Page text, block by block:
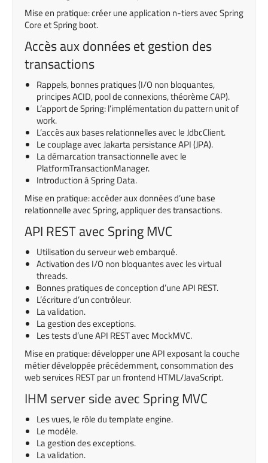
Mise en pratique: créer une application n-tiers avec Spring
Core et Spring boot.
Accès aux données et gestion des
transactions
Rappels, bonnes pratiques (I/O non bloquantes,
principes ACID, pool de connexions, théorème CAP).
L’apport de Spring: l’implémentation du pattern unit of
work.
L’accès aux bases relationnelles avec le JdbcClient.
Le couplage avec Jakarta persistance API (JPA).
La démarcation transactionnelle avec le
PlatformTransactionManager.
Introduction à Spring Data.
Mise en pratique: accéder aux données d’une base
relationnelle avec Spring, appliquer des transactions.
API REST avec Spring MVC
Utilisation du serveur web embarqué.
Activation des I/O non bloquantes avec les virtual
threads.
Bonnes pratiques de conception d’une API REST.
L’écriture d’un contrôleur.
La validation.
La gestion des exceptions.
Les tests d’une API REST avec MockMVC.
Mise en pratique: développer une API exposant la couche
métier développée précédemment, consommation des
web services REST par un frontend HTML/JavaScript.
IHM server side avec Spring MVC
Les vues, le rôle du template engine.
Le modèle.
La gestion des exceptions.
La validation.